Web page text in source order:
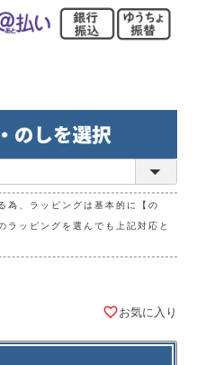
為、ラッピングは基本的に【の
ラッピングを選んでも上記対応と
お気に入り